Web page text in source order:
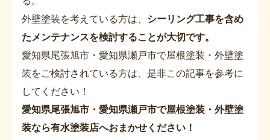
外壁塗装を考えている方は、 シーリング工事を含め
たメンテナンスを検討することが大切です。
愛知県尾張旭市・愛知県瀬戸市で屋根塗装・外壁塗
装をご検討されている方は、是非この記事を参考に
してください！
愛知県尾張旭市・愛知県瀬戸市で屋根塗装・外壁塗
装なら有水塗装店へおまかせください！